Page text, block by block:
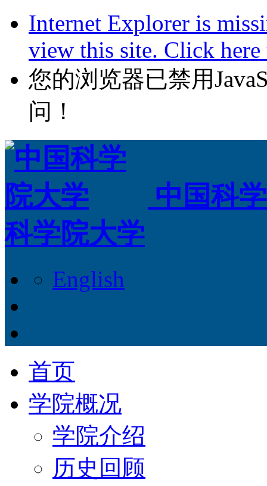
Internet Explorer is
view this site. Click
您的浏览器已禁用
问！
中国科
科学院大学
English
首页
学院概况
学院介绍
历史回顾